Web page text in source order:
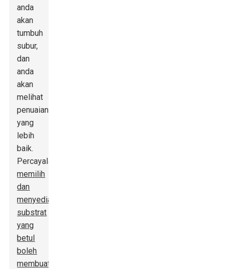
anda
akan
tumbuh
subur,
dan
anda
akan
melihat
penuaian
yang
lebih
baik.
Percayalah,
memilih
dan
menyediakan
substrat
yang
betul
boleh
membuat